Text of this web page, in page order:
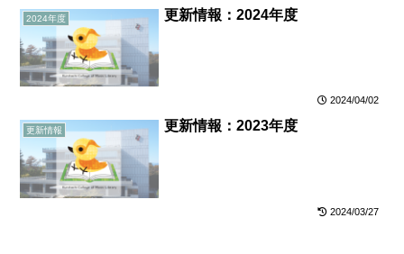
2024年度 更新情報：2024年度
2024/04/02
更新情報 更新情報：2023年度
2024/03/27